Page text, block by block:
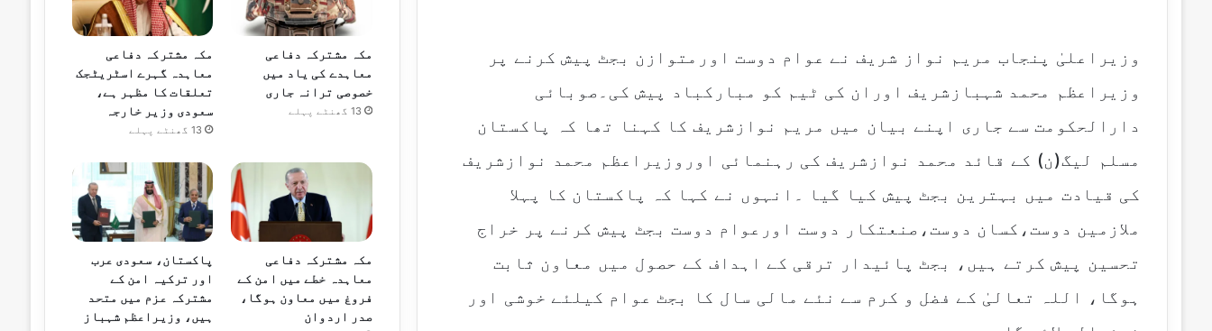
a
n
m
a
l
وزیراعلیٰ پنجاب مریم نواز شریف نے عوام دوست اورمتوازن بجٹ پیش کرنے پر
وزیراعظم محمد شہبازشریف اوران کی ٹیم کو مبارکباد پیش کی۔صوبائی
دارالحکومت سے جاری اپنے بیان میں مریم نوازشریف کا کہنا تھا کہ پاکستان
مسلم لیگ(ن) کے قائد محمد نوازشریف کی رہنمائی اوروزیراعظم محمد نوازشریف
کی قیادت میں بہترین بجٹ پیش کیا گیا ۔انہوں نے کہا کہ پاکستان کا پہلا
ملازمین دوست،کسان دوست،صنعتکار دوست اورعوام دوست بجٹ پیش کرنے پر خراج
تحسین پیش کرتے ہیں، بجٹ پائیدار ترقی کے اہداف کے حصول میں معاون ثابت
ہوگا، اللہ تعالیٰ کے فضل و کرم سے نئے مالی سال کا بجٹ عوام کیلئے خوشی اور
مکہ مشترکہ دفاعی
معاہدے کی یاد میں
خصوصی ترانہ جاری
13 گھنٹے پہلے
مکہ مشترکہ دفاعی
معاہدہ گہرے اسٹریٹجک
تعلقات کا مظہر ہے،
سعودی وزیر خارجہ
13 گھنٹے پہلے
مکہ مشترکہ دفاعی
معاہدہ خطے میں امن کے
فروغ میں معاون ہوگا،
صدر اردوان
پاکستان، سعودی عرب
اور ترکیہ امن کے
مشترکہ عزم میں متحد
ہیں، وزیراعظم شہباز